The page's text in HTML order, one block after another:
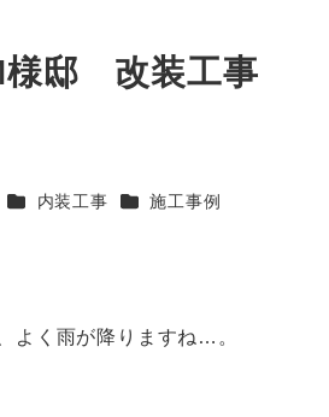
邸 改装工事
カテゴリー
内装工事 カテゴリー
施工事例
よく雨が降りますね…。